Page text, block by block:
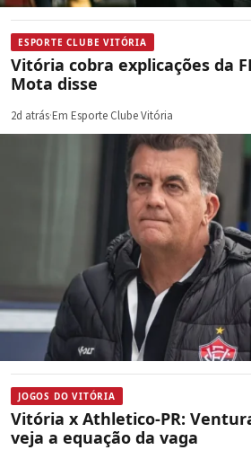
ESPORTE CLUBE VITÓRIA
Vitória cobra explicações da
Mota disse
2d atrás·Em Esporte Clube Vitória
JOGOS DO VITÓRIA
Vitória x Athletico-PR:
veja a equação da vaga